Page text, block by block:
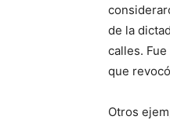
de la
calles.
que
Otros